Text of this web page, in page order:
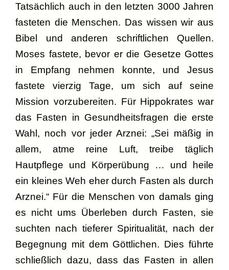
Tatsächlich auch in den letzten 3000 Jahren
fasteten die Menschen. Das wissen wir aus
Bibel und anderen schriftlichen Quellen.
Moses fastete, bevor er die Gesetze Gottes
in Empfang nehmen konnte, und Jesus
fastete vierzig Tage, um sich auf seine
Mission vorzubereiten. Für Hippokrates war
das Fasten in Gesundheitsfragen die erste
Wahl, noch vor jeder Arznei: „Sei mäßig in
allem, atme reine Luft, treibe täglich
Hautpflege und Körperübung … und heile
ein kleines Weh eher durch Fasten als durch
Arznei.“ Für die Menschen von damals ging
es nicht ums Überleben durch Fasten, sie
suchten nach tieferer Spiritualität, nach der
Begegnung mit dem Göttlichen. Dies führte
schließlich dazu, dass das Fasten in allen